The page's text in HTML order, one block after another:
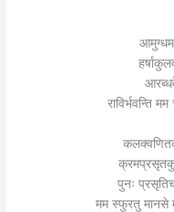
राविर्भवन्ति
पुनः
मम स्फुरतु मानसे